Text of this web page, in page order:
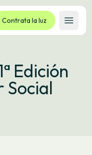
Contrata la luz
Abrir
Edición
Social